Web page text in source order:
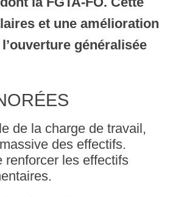
et une amélioration
généralisée
de la charge de travail,
des effectifs.
renforcer les effectifs